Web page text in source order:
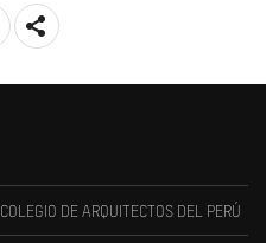
COLEGIO DE ARQUITECTOS DEL PERÚ